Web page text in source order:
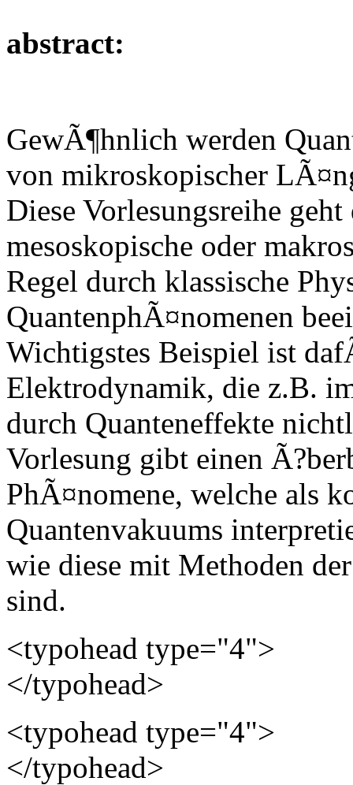
abstract:
GewÃ¶hnlich werden
von mikroskopischer
Diese Vorlesungsreihe
mesoskopische oder
Regel durch klassische
QuantenphÃ¤nomenen
Wichtigstes Beispiel ist
Elektrodynamik, die z.B.
durch Quanteneffekte
Vorlesung gibt einen
PhÃ¤nomene, welche als
Quantenvakuums
wie diese mit Methoden
sind.
<typohead type="4">
</typohead>
<typohead type="4">
</typohead>